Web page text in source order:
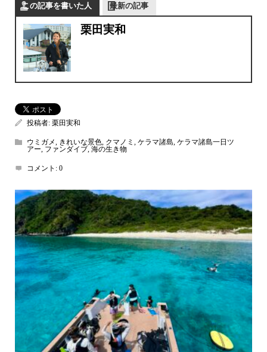
この記事を書いた人 最新の記事
栗田実和
投稿者: 栗田実和
ウミガメ, きれいな景色, クマノミ , ケラマ諸島, ケラマ諸島一日ツ
アー, ファンダイブ, 海の生き物
コメント: 0